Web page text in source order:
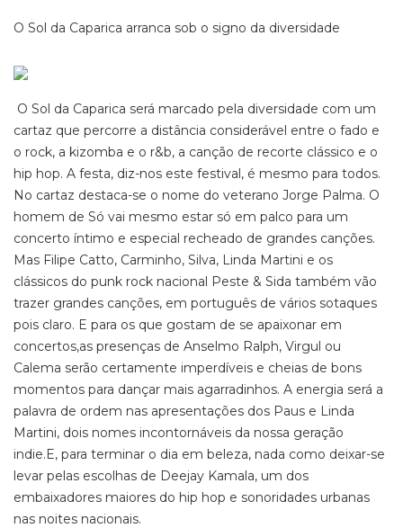
O Sol da Caparica arranca sob o signo da diversidade
O Sol da Caparica será marcado pela diversidade com um
cartaz que percorre a distância considerável entre o fado e
o rock, a kizomba e o r&b, a canção de recorte clássico e o
hip hop. A festa, diz-nos este festival, é mesmo para todos.
No cartaz destaca-se o nome do veterano Jorge Palma. O
homem de Só vai mesmo estar só em palco para um
concerto íntimo e especial recheado de grandes canções.
Mas Filipe Catto, Carminho, Silva, Linda Martini e os
clássicos do punk rock nacional Peste & Sida também vão
trazer grandes canções, em português de vários sotaques
pois claro. E para os que gostam de se apaixonar em
concertos,as presenças de Anselmo Ralph, Virgul ou
Calema serão certamente imperdíveis e cheias de bons
momentos para dançar mais agarradinhos. A energia será a
palavra de ordem nas apresentações dos Paus e Linda
Martini, dois nomes incontornáveis da nossa geração
indie.E, para terminar o dia em beleza, nada como deixar-se
levar pelas escolhas de Deejay Kamala, um dos
embaixadores maiores do hip hop e sonoridades urbanas
nas noites nacionais.